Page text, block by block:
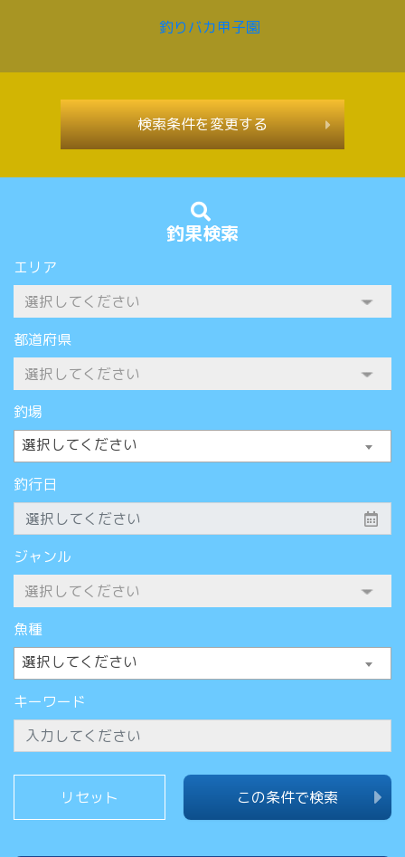
釣果検索
エリア
都道府県
釣場
選択してください
釣行日
ジャンル
魚種
選択してください
キーワード
この条件で検索
検索条件を変更する